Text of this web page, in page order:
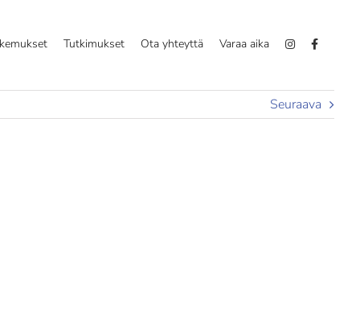
Tutkimukset Ota yhteyttä Varaa aika
Seuraava